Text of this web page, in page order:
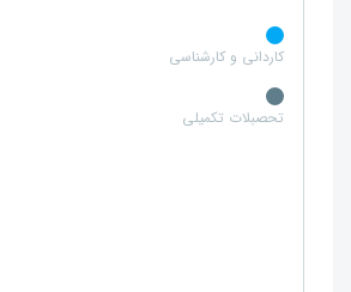
کاردانی و کارشناسی
تحصبلات تکمیلی